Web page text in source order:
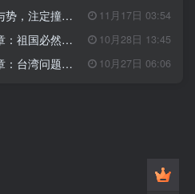
，注定撞南墙 11月17日 03:54
必然统一势不可挡 10月28日 13:45
问题的由来和性质 10月27日 06:06
199篇文章
航“十五五”新征程 4月13日 13:18
11月20日 06:24